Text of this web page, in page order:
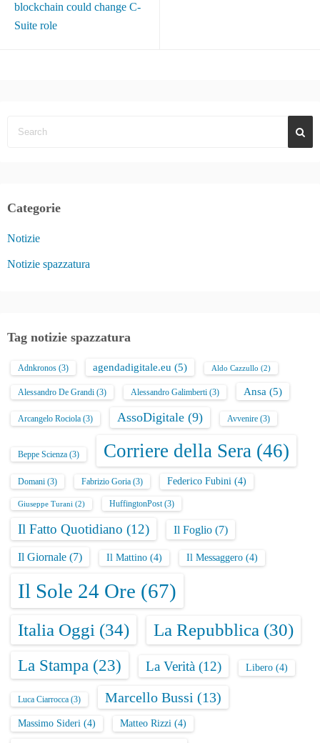
blockchain could change C-
Suite role
Categorie
Notizie
Notizie spazzatura
Tag notizie spazzatura
Adnkronos (3) agendadigitale.eu (5) Aldo Cazzullo (2)
Alessandro De Grandi (3) Alessandro Galimberti (3) Ansa (5)
Arcangelo Rociola (3) AssoDigitale (9) Avvenire (3)
Beppe Scienza (3) Corriere della Sera (46)
Domani (3) Fabrizio Goria (3) Federico Fubini (4)
Giuseppe Turani (2) HuffingtonPost(3)
Il Fatto Quotidiano (12) Il Foglio (7)
Il Giornale (7) Il Mattino (4) Il Messaggero (4)
Il Sole 24 Ore (67)
Italia Oggi (34) La Repubblica (30)
La Stampa (23) La Verità (12) Libero (4)
Luca Ciarrocca (3) Marcello Bussi (13)
Massimo Sideri (4) Matteo Rizzi (4)